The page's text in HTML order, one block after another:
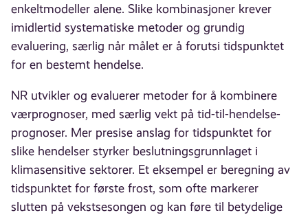
enkeltmodeller alene. Slike kombinasjoner krever
imidlertid systematiske metoder og grundig
evaluering, særlig når målet er å forutsi tidspunktet
for en bestemt hendelse.
NR utvikler og evaluerer metoder for å kombinere
værprognoser, med særlig vekt på tid-til-hendelse-
prognoser. Mer presise anslag for tidspunktet for
slike hendelser styrker beslutningsgrunnlaget i
klimasensitive sektorer. Et eksempel er beregning av
tidspunktet for første frost, som ofte markerer
slutten på vekstsesongen og kan føre til betydelige